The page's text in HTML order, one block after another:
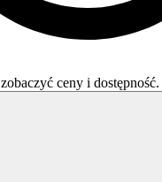
ceny i dostępność.